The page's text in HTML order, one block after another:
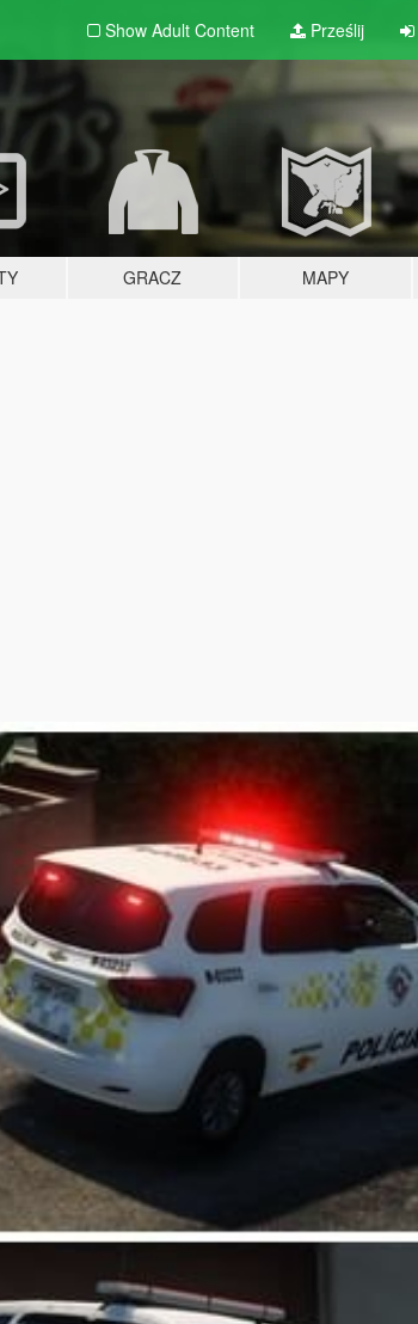
Show Adult Content Prześlij
GRACZ MAPY